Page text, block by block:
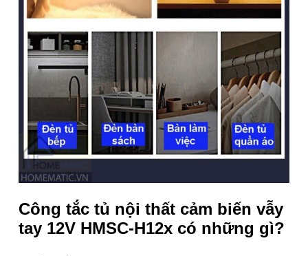
Công tắc tủ nội thất cảm biến vẫy
tay 12V HMSC-H12x có những gì?
Công tắc tủ nội thất cảm biến vẫy tay
12V HMSC-H12x
Thương hiệu: OEM
Công tắc tủ nội thất cảm biến vẫy tay 12V HMSC-H12x
dùng cho thi công tủ nội thất để bật tắt đèn tủ quần áo, tủ
bếp, kệ sách, tủ trưng bày…. Nhỏ gọn, bền, an toàn, dễ lắp
đặt.
Lựa chọn: Có Dimmer Và Đế Gá Nam Châm
KHÔNG CÓ DIMMER
149.000₫
Công
Số lượng